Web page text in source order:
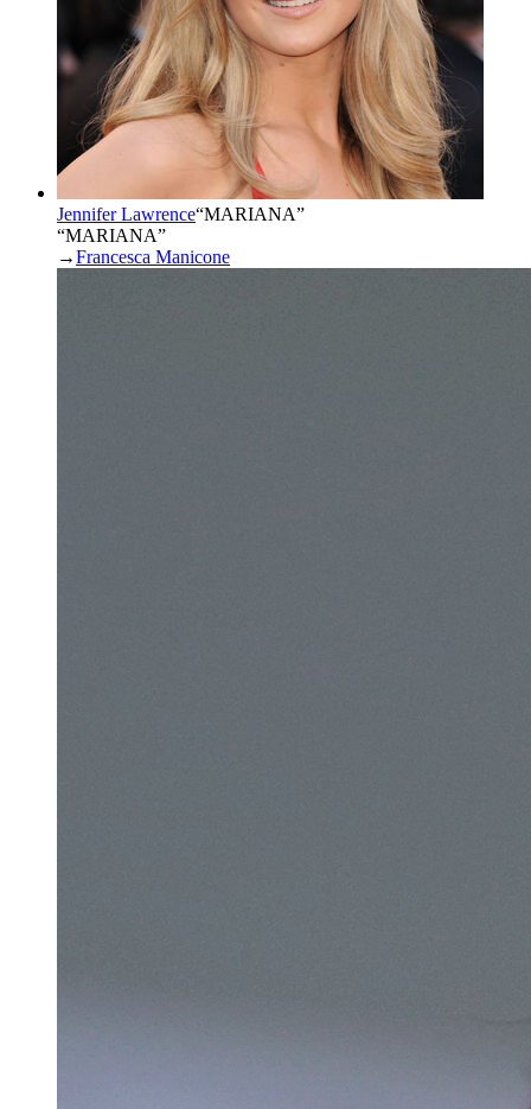
Jennifer Lawrence“MARIANA”
“MARIANA”
→Francesca Manicone